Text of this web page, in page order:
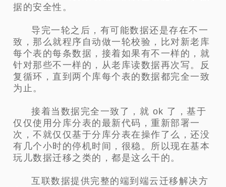
据的安全性。
导完一轮之后，有可能数据还是存在不一
致，那么就程序自动做一轮校验，比对新老库
每个表的每条数据，接着如果有不一样的，就
针对那些不一样的，从老库读数据再次写。反
复循环，直到两个库每个表的数据都完全一致
为止。
接着当数据完全一致了，就 ok 了，基于
仅仅使用分库分表的最新代码，重新部署一
次，不就仅仅基于分库分表在操作了么，还没
有几个小时的停机时间，很稳。所以现在基本
玩儿数据迁移之类的，都是这么干的。
互联数据提供完整的端到端云迁移解决方